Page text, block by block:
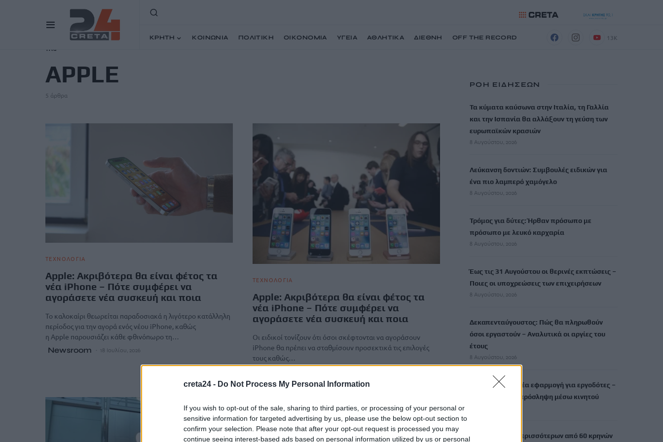
creta24 - Do Not Process My Personal Information
If you wish to opt-out of the sale, sharing to third parties, or processing of your personal or
sensitive information for targeted advertising by us, please use the below opt-out section to
confirm your selection. Please note that after your opt-out request is processed you may
continue seeing interest-based ads based on personal information utilized by us or personal
ΚΡΗΤΗ ΚΟΙΝΩΝΙΑ ΠΟΛΙΤΙΚΗ ΟΙΚΟΝΟΜΙΑ ΥΓΕΙΑ ΑΘΛΗΤΙΚΑ ΔΙΕΘΝΗ OFF THE RECORD
13K
TAG
APPLE
5 άρθρα
ΤΕΧΝΟΛΟΓΙΑ
Apple: Aκριβότερα θα είναι φέτος τα
νέα iPhone – Πότε συμφέρει να
αγοράσετε νέα συσκευή και ποια
Το καλοκαίρι θεωρείται παραδοσιακά η λιγότερο κατάλληλη
περίοδος για την αγορά ενός νέου iPhone, καθώς
η Apple παρουσιάζει κάθε φθινόπωρο τη…
Newsroom 18 Ιουλίου, 2026
ΤΕΧΝΟΛΟΓΙΑ
Apple: Aκριβότερα θα είναι φέτος τα
νέα iPhone – Πότε συμφέρει να
αγοράσετε νέα συσκευή και ποια
Οι ειδικοί τονίζουν ότι όσοι σκέφτονται να αγοράσουν
iPhone θα πρέπει να σταθμίσουν προσεκτικά τις επιλογές
τους καθώς…
ΡΟΗ ΕΙΔΗΣΕΩΝ
Τα κύματα καύσωνα στην Ιταλία, τη Γαλλία
και την Ισπανία θα αλλάξουν τη γεύση των
ευρωπαϊκών κρασιών
8 Αυγούστου, 2026
Λεύκανση δοντιών: Συμβουλές ειδικών για
ένα πιο λαμπερό χαμόγελο
8 Αυγούστου, 2026
Τρόμος για δύτες: Ήρθαν πρόσωπο με
πρόσωπο με λευκό καρχαρία
8 Αυγούστου, 2026
Έως τις 31 Αυγούστου οι θερινές εκπτώσεις –
Ποιες οι υποχρεώσεις των επιχειρήσεων
8 Αυγούστου, 2026
Δεκαπενταύγουστος: Πώς θα πληρωθούν
όσοι εργαστούν – Αναλυτικά οι αργίες του
έτους
8 Αυγούστου, 2026
«Ergani app»: Νέα εφαρμογή για εργοδότες –
Πώς θα κάνετε πρόσληψη μέσω κινητού
Χανιά: Δίκτυο περισσότερων από 60 κρηνών